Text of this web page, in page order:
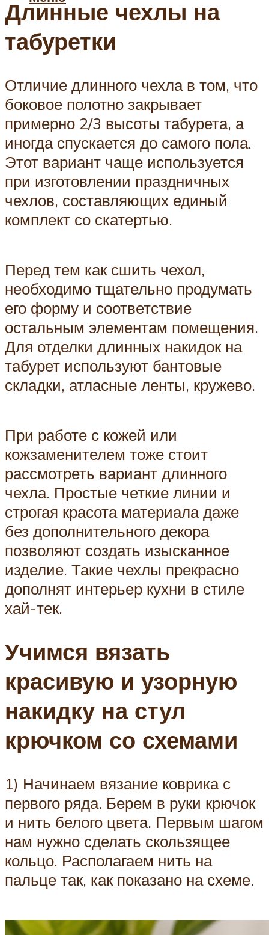
Длинные чехлы на
табуретки
Отличие длинного чехла в том, что
боковое полотно закрывает
примерно 2/3 высоты табурета, а
иногда спускается до самого пола.
Этот вариант чаще используется
при изготовлении праздничных
чехлов, составляющих единый
комплект со скатертью.
Перед тем как сшить чехол,
необходимо тщательно продумать
его форму и соответствие
остальным элементам помещения.
Для отделки длинных накидок на
табурет используют бантовые
складки, атласные ленты, кружево.
При работе с кожей или
кожзаменителем тоже стоит
рассмотреть вариант длинного
чехла. Простые четкие линии и
строгая красота материала даже
без дополнительного декора
позволяют создать изысканное
изделие. Такие чехлы прекрасно
дополнят интерьер кухни в стиле
хай-тек.
Учимся вязать
красивую и узорную
накидку на стул
крючком со схемами
1) Начинаем вязание коврика с
первого ряда. Берем в руки крючок
и нить белого цвета. Первым шагом
нам нужно сделать скользящее
кольцо. Располагаем нить на
пальце так, как показано на схеме.